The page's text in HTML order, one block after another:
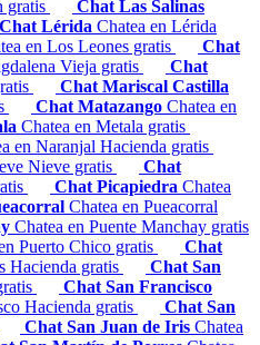
gratis
Chat Las Salinas
Chat Lérida Chatea en Lérida
en Los Leones gratis
Chat
Vieja gratis
Chat
Chat Mariscal Castilla
Chat Matazango Chatea en
Chatea en Metala gratis
en Naranjal Hacienda gratis
Nieve gratis
Chat
Chat Picapiedra Chatea
Chatea en Pueacorral
Chatea en Puente Manchay gratis
Puerto Chico gratis
Chat
Hacienda gratis
Chat San
Chat San Francisco
Hacienda gratis
Chat San
Chat San Juan de Iris Chatea